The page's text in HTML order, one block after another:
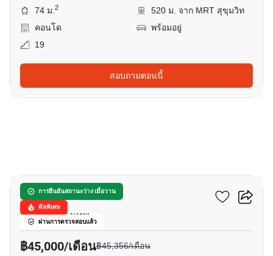
74 ม.2
520 ม. จาก MRT สุขุมวิท
คอนโด
พร้อมอยู่
19
สอบถามตอนนี้
การยืนยันสถานะว่าง เมื่อวาน
ดีลพิเศษ
ผ่านการตรวจสอบแล้ว
โนเบิล รีโคล
สุขุมวิท, กรุงเทพ
฿45,000/เดือน฿45,356/เดือน